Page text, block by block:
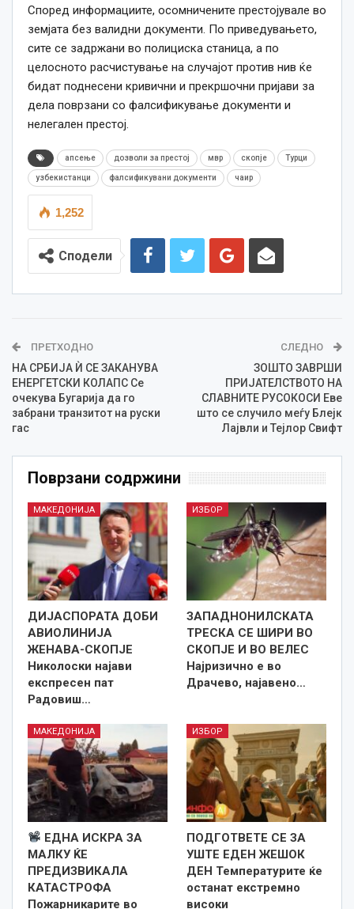
Според информациите, осомничените престојувале во
земјата без валидни документи. По приведувањето,
сите се задржани во полициска станица, а по
целосното расчистување на случајот против нив ќе
бидат поднесени кривични и прекршочни пријави за
дела поврзани со фалсификување документи и
нелегален престој.
апсење дозволи за престој мвр скопје Турци
узбекистанци фалсификувани документи чаир
1,252
Сподели
ПРЕТХОДНО
НА СРБИЈА Ѝ СЕ ЗАКАНУВА
ЕНЕРГЕТСКИ КОЛАПС Сe
очекува Бугарија да го
забрани транзитот на руски
гас
СЛЕДНО
ЗОШТО ЗАВРШИ
ПРИЈАТЕЛСТВОТО НА
СЛАВНИТЕ РУСОКОСИ Еве
што се случило меѓу Блејк
Лајвли и Тејлор Свифт
Поврзани содржини
МАКЕДОНИЈА
ДИЈАСПОРАТА ДОБИ
АВИОЛИНИЈА
ЖЕНАВА-СКОПЈЕ
Николоски најави
експресен пат
Радовиш…
ИЗБОР
ЗАПАДНОНИЛСКАТА
ТРЕСКА СЕ ШИРИ ВО
СКОПЈЕ И ВО ВЕЛЕС
Најризично е во
Драчево, најавено…
МАКЕДОНИЈА
ЕДНА ИСКРА ЗА
МАЛКУ ЌЕ
ПРЕДИЗВИКАЛА
КАТАСТРОФА
Пожарникарите во
ИЗБОР
ПОДГОТВЕТЕ СЕ ЗА
УШТЕ ЕДЕН ЖЕШОК
ДЕН Температурите ќе
останат екстремно
високи